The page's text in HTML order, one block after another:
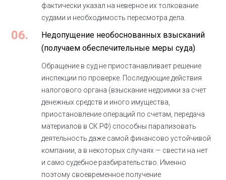
фактически указал на неверное их толкование
судами и необходимость пересмотра дела.
06.
Недопущение необоснованных взысканий
(получаем обеспечительные меры суда)
Обращение в суд не приостанавливает решение
инспекции по проверке. Последующие действия
налогового органа (взыскание недоимки за счет
денежных средств и иного имущества,
приостановление операций по счетам, передача
материалов в СК РФ) способны парализовать
деятельность даже самой финансово устойчивой
компании, а в некоторых случаях — свести на нет
и само судебное разбирательство. Именно
поэтому своевременное получение